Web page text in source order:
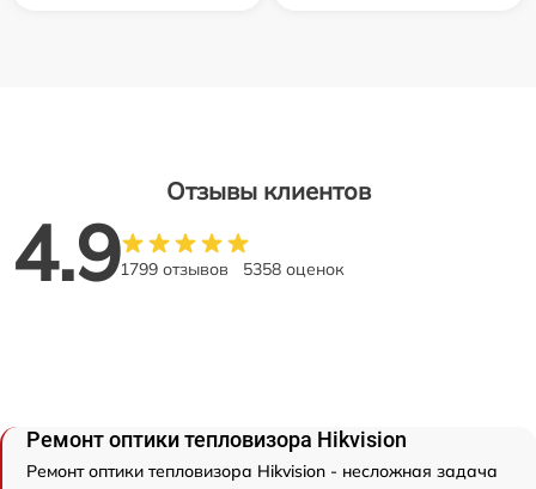
Отзывы клиентов
4.91799 отзывов 5358 оценок
Ремонт оптики тепловизора Hikvision
Ремонт оптики тепловизора Hikvision - несложная задача